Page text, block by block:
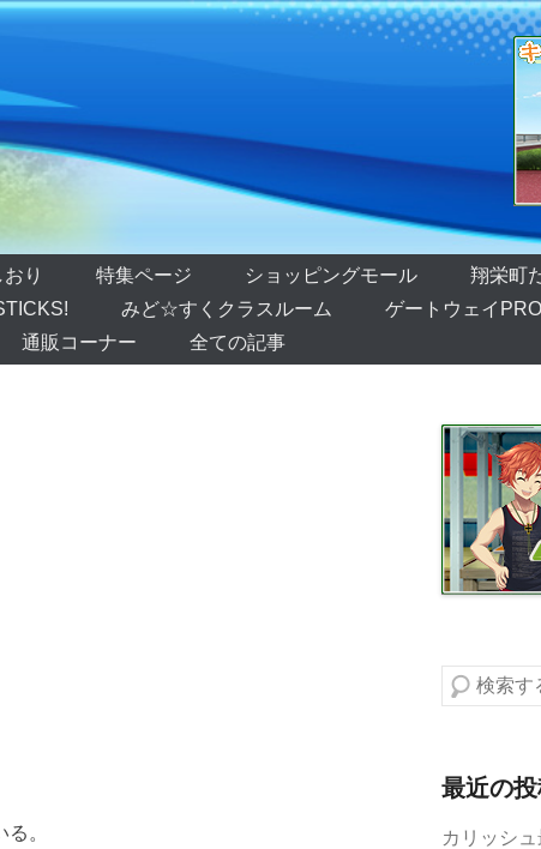
り 特集ページ ショッピングモール 翔栄町
みど☆すくクラスルーム ゲートウェイ
通販コーナー
全ての記事
。
検索する
最近の
カリッシ